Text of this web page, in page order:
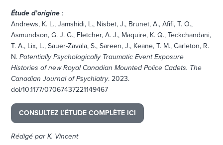
Étude d’origine :
Andrews, K. L., Jamshidi, L., Nisbet, J., Brunet, A., Afifi, T. O.,
Asmundson, G. J. G., Fletcher, A. J., Maquire, K. Q., Teckchandani,
T. A., Lix, L., Sauer-Zavala, S., Sareen, J., Keane, T. M., Carleton, R.
N.Potentially Psychologically Traumatic Event Exposure
Histories of new Royal Canadian Mounted Police Cadets. The
Canadian Journal of Psychiatry. 2023.
doi/10.1177/07067437221149467
CONSULTEZ L’ÉTUDE COMPLÈTE ICI
Rédigé par K. Vincent